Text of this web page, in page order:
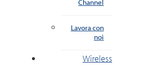
Channel
Lavora con
noi
Wireless